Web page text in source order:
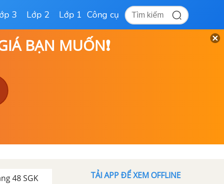
3 Lớp 2 Lớp 1 Công cụ
BẠN MUỐN❗
48 SGK
TẢI APP ĐỂ XEM OFFLINE